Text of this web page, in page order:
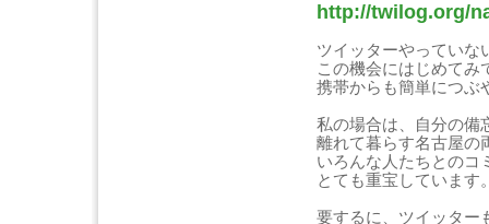
http://twilog.org/
ツイッターやっていな
この機会にはじめてみ
携帯からも簡単につぶ
私の場合は、自分の備
離れて暮らす名古屋の
いろんな人たちとのコ
とても重宝しています
要するに、ツイッター